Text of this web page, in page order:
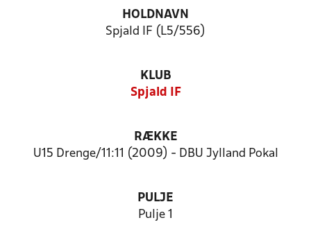
HOLDNAVN
Spjald IF (L5/556)
KLUB
Spjald IF
RÆKKE
U15 Drenge/11:11 (2009) - DBU Jylland Pokal
PULJE
Pulje 1